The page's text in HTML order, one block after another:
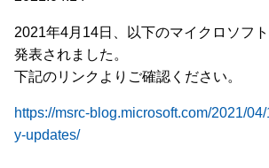
2021年4月14日、以下のマイクロソフ
発表されました。
下記のリンクよりご確認ください。
https://msrc-blog.microsoft.com/2021/
y-updates/